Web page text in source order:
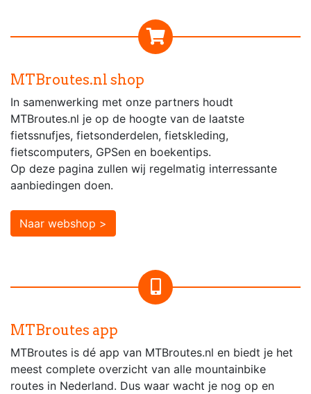
MTBroutes.nl shop
In samenwerking met onze partners houdt
MTBroutes.nl je op de hoogte van de laatste
fietssnufjes, fietsonderdelen, fietskleding,
fietscomputers, GPSen en boekentips.
Op deze pagina zullen wij regelmatig interressante
aanbiedingen doen.
Naar webshop >
MTBroutes app
MTBroutes is dé app van MTBroutes.nl en biedt je het
meest complete overzicht van alle mountainbike
routes in Nederland. Dus waar wacht je nog op en